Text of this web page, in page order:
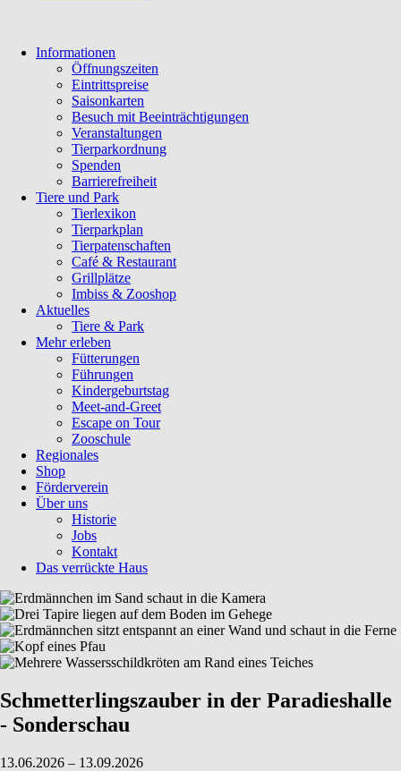
Navigation
überspringen
Informationen
Öffnungszeiten
Eintrittspreise
Saisonkarten
Besuch mit Beeinträchtigungen
Veranstaltungen
Tierparkordnung
Spenden
Barrierefreiheit
Tiere und Park
Tierlexikon
Tierparkplan
Tierpatenschaften
Café & Restaurant
Grillplätze
Imbiss & Zooshop
Aktuelles
Tiere & Park
Mehr erleben
Fütterungen
Führungen
Kindergeburtstag
Meet-and-Greet
Escape on Tour
Zooschule
Regionales
Shop
Förderverein
Über uns
Historie
Jobs
Kontakt
Das verrückte Haus
Schmetterlingszauber in der Paradieshalle
- Sonderschau
13.06.2026 – 13.09.2026